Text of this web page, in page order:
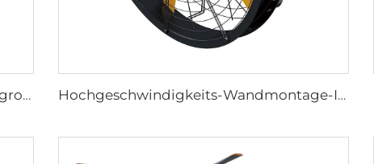
24ft 7,3m HVLS Ventilator Großes Ass großes Ventilatorkonstrukt Elektrischer Industrie-Deckenbarnventilator Hochgeschwindigkeits-Wandmontage-Industriefans für Lagerhallen, hohe Qualität mit 220V-Motor für Fertigungsbetriebe, Restaurants, Bauernhöfe und Hotels